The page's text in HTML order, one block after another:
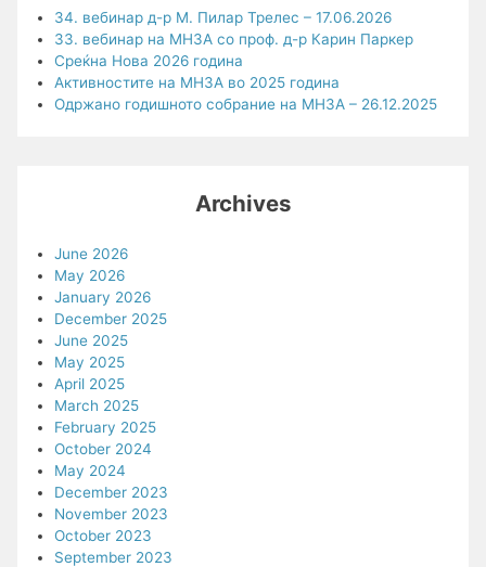
34. вебинар д-р М. Пилар Трелес – 17.06.2026
33. вебинар на МНЗА со проф. д-р Карин Паркер
Среќна Нова 2026 година
Активностите на МНЗА во 2025 година
Одржано годишното собрание на МНЗА – 26.12.2025
Archives
June 2026
May 2026
January 2026
December 2025
June 2025
May 2025
April 2025
March 2025
February 2025
October 2024
May 2024
December 2023
November 2023
October 2023
September 2023